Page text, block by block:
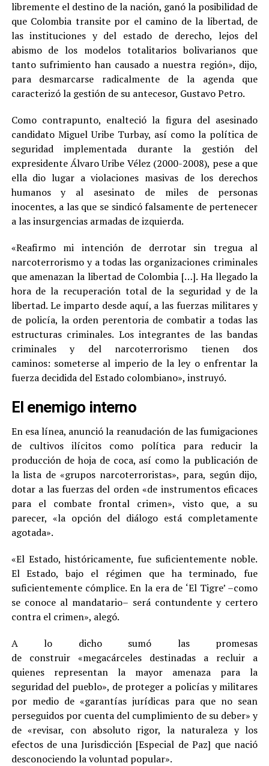
libremente el destino de la nación, ganó la posibilidad de
que Colombia transite por el camino de la libertad, de
las instituciones y del estado de derecho, lejos del
abismo de los modelos totalitarios bolivarianos que
tanto sufrimiento han causado a nuestra región», dijo,
para desmarcarse radicalmente de la agenda que
caracterizó la gestión de su antecesor, Gustavo Petro.
Como contrapunto, enalteció la figura del asesinado
candidato Miguel Uribe Turbay, así como la política de
seguridad implementada durante la gestión del
expresidente Álvaro Uribe Vélez (2000-2008), pese a que
ella dio lugar a violaciones masivas de los derechos
humanos y al asesinato de miles de personas
inocentes, a las que se sindicó falsamente de pertenecer
a las insurgencias armadas de izquierda.
«Reafirmo mi intención de derrotar sin tregua al
narcoterrorismo y a todas las organizaciones criminales
que amenazan la libertad de Colombia […]. Ha llegado la
hora de la recuperación total de la seguridad y de la
libertad. Le imparto desde aquí, a las fuerzas militares y
de policía, la orden perentoria de combatir a todas las
estructuras criminales. Los integrantes de las bandas
criminales y del narcoterrorismo tienen dos
caminos: someterse al imperio de la ley o enfrentar la
fuerza decidida del Estado colombiano», instruyó.
El enemigo interno
En esa línea, anunció la reanudación de las fumigaciones
de cultivos ilícitos como política para reducir la
producción de hoja de coca, así como la publicación de
la lista de «grupos narcoterroristas», para, según dijo,
dotar a las fuerzas del orden «de instrumentos eficaces
para el combate frontal crimen», visto que, a su
parecer, «la opción del diálogo está completamente
agotada».
«El Estado, históricamente, fue suficientemente noble.
El Estado, bajo el régimen que ha terminado, fue
suficientemente cómplice. En la era de ‘El Tigre’ –como
se conoce al mandatario– será contundente y certero
contra el crimen», alegó.
A lo dicho sumó las promesas
de construir «megacárceles destinadas a recluir a
quienes representan la mayor amenaza para la
seguridad del pueblo», de proteger a policías y militares
por medio de «garantías jurídicas para que no sean
perseguidos por cuenta del cumplimiento de su deber» y
de «revisar, con absoluto rigor, la naturaleza y los
efectos de una Jurisdicción [Especial de Paz] que nació
desconociendo la voluntad popular».